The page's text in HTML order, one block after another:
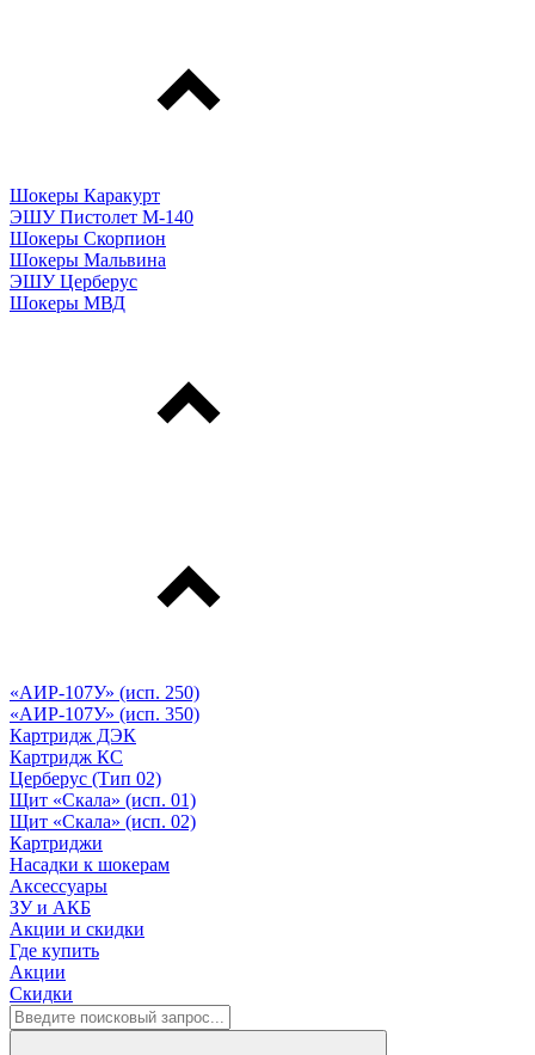
Шокеры Каракурт
ЭШУ Пистолет М-140
Шокеры Скорпион
Шокеры Мальвина
ЭШУ Церберус
Шокеры МВД
«АИР-107У» (исп. 250)
«АИР-107У» (исп. 350)
Картридж ДЭК
Картридж КС
Церберус (Тип 02)
Щит «Скала» (исп. 01)
Щит «Скала» (исп. 02)
Картриджи
Насадки к шокерам
Аксессуары
ЗУ и АКБ
Акции и скидки
Где купить
Акции
Скидки